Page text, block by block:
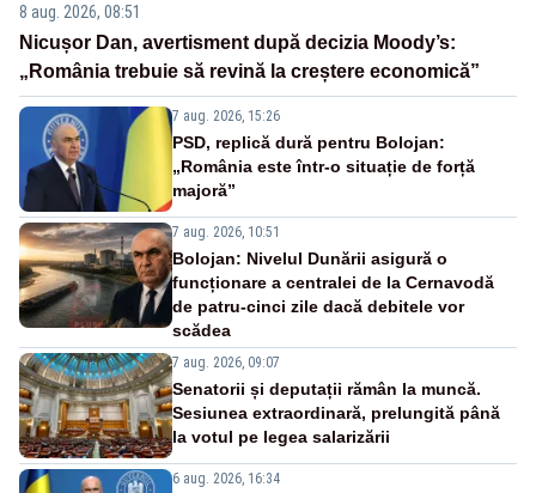
8 aug. 2026, 08:51
Nicușor Dan, avertisment după decizia Moody’s:
„România trebuie să revină la creștere economică”
7 aug. 2026, 15:26
PSD, replică dură pentru Bolojan:
„România este într-o situație de forță
majoră”
7 aug. 2026, 10:51
Bolojan: Nivelul Dunării asigură o
funcționare a centralei de la Cernavodă
de patru-cinci zile dacă debitele vor
scădea
7 aug. 2026, 09:07
Senatorii și deputații rămân la muncă.
Sesiunea extraordinară, prelungită până
la votul pe legea salarizării
6 aug. 2026, 16:34